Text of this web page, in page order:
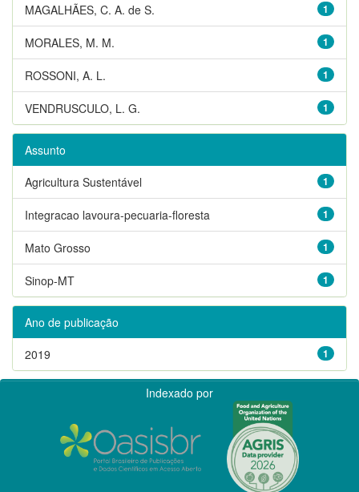
1
MAGALHÃES, C. A. de S.
1
MORALES, M. M.
1
ROSSONI, A. L.
1
VENDRUSCULO, L. G.
Assunto
1
Agricultura Sustentável
1
Integracao lavoura-pecuaria-floresta
1
Mato Grosso
1
Sinop-MT
Ano de publicação
1
2019
Indexado por